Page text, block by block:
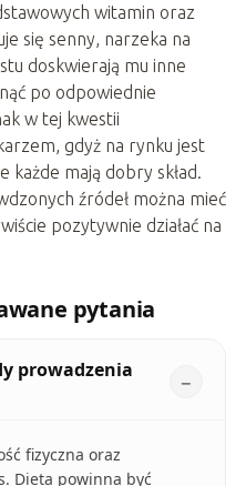
witamin oraz
się senny, narzeka na
doskwierają mu inne
po odpowiednie
w tej kwestii
gdyż na rynku jest
każde mają dobry skład.
źródeł można mieć
pozytywnie działać na
pytania
prowadzenia
fizyczna oraz
Dieta powinna być